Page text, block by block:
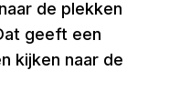
de plekken
geeft een
kijken naar de